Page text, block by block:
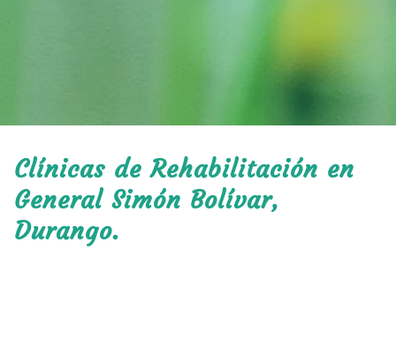
Clínicas de Rehabilitación en
General Simón Bolívar,
Durango.